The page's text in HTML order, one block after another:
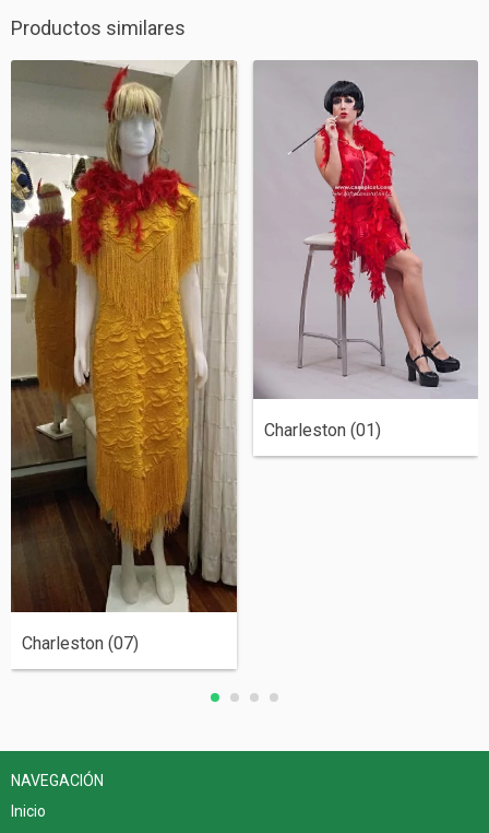
Productos similares
Charleston (07)
Charleston (01)
NAVEGACIÓN
Inicio